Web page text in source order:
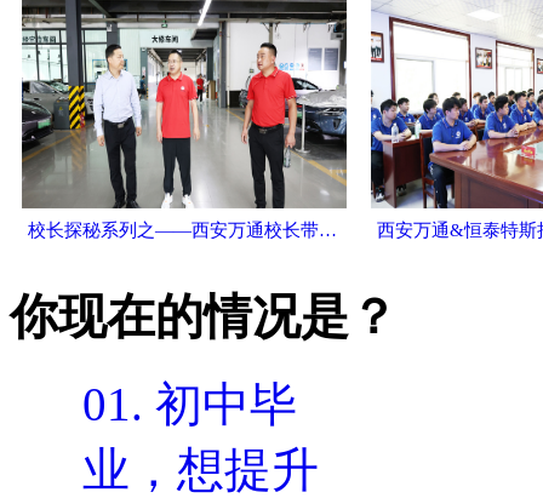
校长探秘系列之——西安万通校长带你深入恒泰新能源：共绘新能源汽车人才培养新蓝图
你现在的情况是？
01. 初中毕
业，想提升